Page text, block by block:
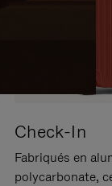
Check-In
Fabriqués en
polycarbonate,